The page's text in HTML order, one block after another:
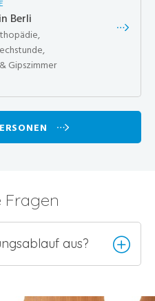
Berli
Gipszimmer
Fragen
aus?